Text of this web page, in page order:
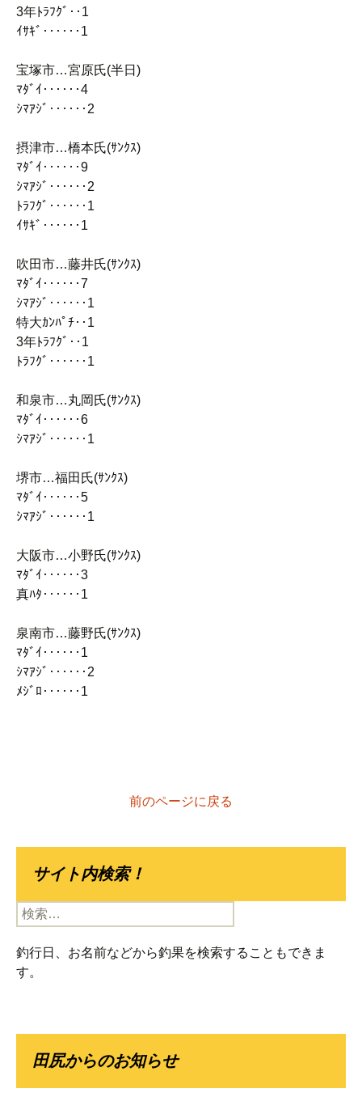
3年ﾄﾗﾌｸﾞ‥1
ｲｻｷﾞ‥‥‥1
宝塚市…宮原氏(半日)
ﾏﾀﾞｲ‥‥‥4
ｼﾏｱｼﾞ‥‥‥2
摂津市…橋本氏(ｻﾝｸｽ)
ﾏﾀﾞｲ‥‥‥9
ｼﾏｱｼﾞ‥‥‥2
ﾄﾗﾌｸﾞ‥‥‥1
ｲｻｷﾞ‥‥‥1
吹田市…藤井氏(ｻﾝｸｽ)
ﾏﾀﾞｲ‥‥‥7
ｼﾏｱｼﾞ‥‥‥1
特大ｶﾝﾊﾟﾁ‥1
3年ﾄﾗﾌｸﾞ‥1
ﾄﾗﾌｸﾞ‥‥‥1
和泉市…丸岡氏(ｻﾝｸｽ)
ﾏﾀﾞｲ‥‥‥6
ｼﾏｱｼﾞ‥‥‥1
堺市…福田氏(ｻﾝｸｽ)
ﾏﾀﾞｲ‥‥‥5
ｼﾏｱｼﾞ‥‥‥1
大阪市…小野氏(ｻﾝｸｽ)
ﾏﾀﾞｲ‥‥‥3
真ﾊﾀ‥‥‥1
泉南市…藤野氏(ｻﾝｸｽ)
ﾏﾀﾞｲ‥‥‥1
ｼﾏｱｼﾞ‥‥‥2
ﾒｼﾞﾛ‥‥‥1
前のページに戻る
サイト内検索！
検
索:
釣行日、お名前などから釣果を検索することもできま
す。
田尻からのお知らせ